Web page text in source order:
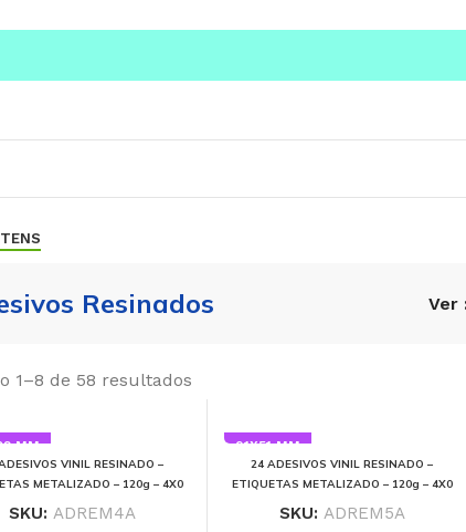
Resinados Ver
1–8 de 58 resultados
MM
VINIL RESINADO –
METALIZADO – 120g – 4X0
SKU:ADREM4A
91X51 MM
24 ADESIVOS VINIL RESINADO –
ETIQUETAS METALIZADO – 120g – 4X0
SKU: ADREM5A